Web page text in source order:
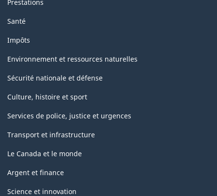
Prestations
Santé
Impôts
Environnement et ressources naturelles
Sécurité nationale et défense
Culture, histoire et sport
Services de police, justice et urgences
Transport et infrastructure
Le Canada et le monde
Argent et finance
Science et innovation